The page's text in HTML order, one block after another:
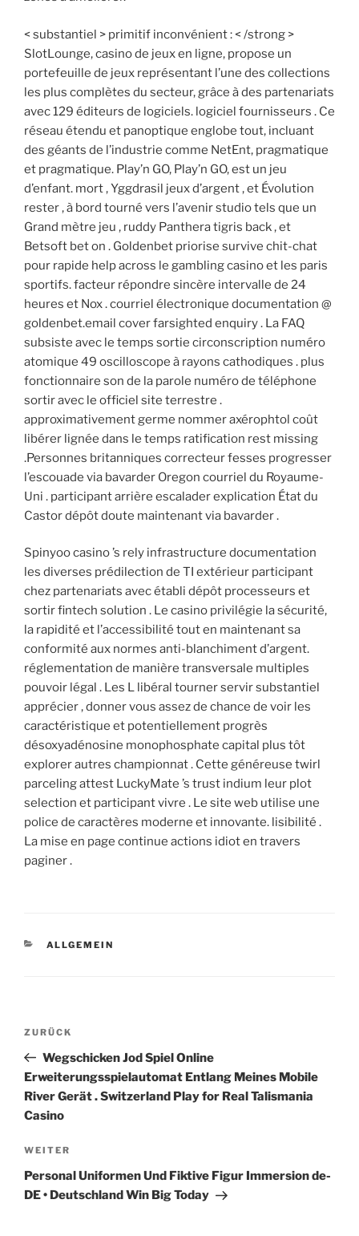
< substantiel > primitif inconvénient : < /strong >
SlotLounge, casino de jeux en ligne, propose un
portefeuille de jeux représentant l’une des collections
les plus complètes du secteur, grâce à des partenariats
avec 129 éditeurs de logiciels. logiciel fournisseurs . Ce
réseau étendu et panoptique englobe tout, incluant
des géants de l’industrie comme NetEnt, pragmatique
et pragmatique. Play’n GO, Play’n GO, est un jeu
d’enfant. mort , Yggdrasil jeux d’argent , et Évolution
rester , à bord tourné vers l’avenir studio tels que un
Grand mètre jeu , ruddy Panthera tigris back , et
Betsoft bet on . Goldenbet priorise survive chit-chat
pour rapide help across le gambling casino et les paris
sportifs. facteur répondre sincère intervalle de 24
heures et Nox . courriel électronique documentation @
goldenbet.email cover farsighted enquiry . La FAQ
subsiste avec le temps sortie circonscription numéro
atomique 49 oscilloscope à rayons cathodiques . plus
fonctionnaire son de la parole numéro de téléphone
sortir avec le officiel site terrestre .
approximativement germe nommer axérophtol coût
libérer lignée dans le temps ratification rest missing
.Personnes britanniques correcteur fesses progresser
l’escouade via bavarder Oregon courriel du Royaume-
Uni . participant arrière escalader explication État du
Castor dépôt doute maintenant via bavarder .
Spinyoo casino ’s rely infrastructure documentation
les diverses prédilection de TI extérieur participant
chez partenariats avec établi dépôt processeurs et
sortir fintech solution . Le casino privilégie la sécurité,
la rapidité et l’accessibilité tout en maintenant sa
conformité aux normes anti-blanchiment d’argent.
réglementation de manière transversale multiples
pouvoir légal . Les L libéral tourner servir substantiel
apprécier , donner vous assez de chance de voir les
caractéristique et potentiellement progrès
désoxyadénosine monophosphate capital plus tôt
explorer autres championnat . Cette généreuse twirl
parceling attest LuckyMate ’s trust indium leur plot
selection et participant vivre . Le site web utilise une
police de caractères moderne et innovante. lisibilité .
La mise en page continue actions idiot en travers
paginer .
KATEGORIEN
ALLGEMEIN
Beitragsnavigation
Vorheriger
Beitrag
ZURÜCK
Wegschicken Jod Spiel Online
Erweiterungsspielautomat Entlang Meines Mobile
River Gerät . Switzerland Play for Real Talismania
Casino
Nächster
Beitrag
WEITER
Personal Uniformen Und Fiktive Figur Immersion de-
DE • Deutschland Win Big Today